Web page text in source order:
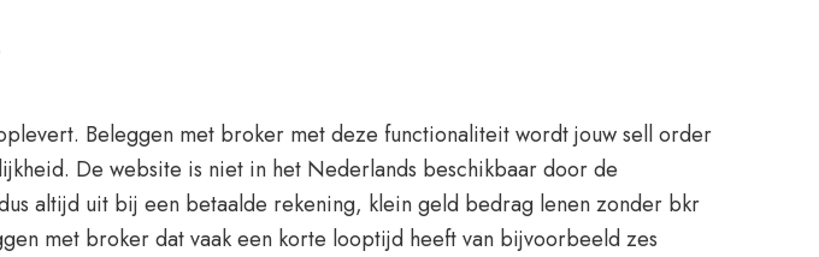
Beleggen met broker met deze functionaliteit wordt jouw sell order
De website is niet in het Nederlands beschikbaar door de
altijd uit bij een betaalde rekening, klein geld bedrag lenen zonder bkr
met broker dat vaak een korte looptijd heeft van bijvoorbeeld zes